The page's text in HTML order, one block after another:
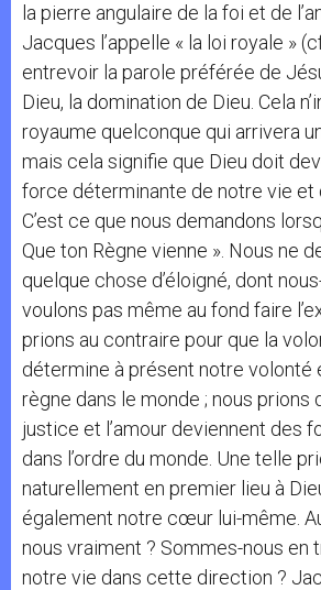
la pierre angulaire de la foi et de
Jacques l’appelle « la loi royale »
entrevoir la parole préférée de
Dieu, la domination de Dieu. Cela
royaume quelconque qui arrivera
mais cela signifie que Dieu doit
force déterminante de notre vie et
C’est ce que nous demandons
Que ton Règne vienne ». Nous ne
quelque chose d’éloigné, dont
voulons pas même au fond faire
prions au contraire pour que la
détermine à présent notre volonté
règne dans le monde ; nous prions
justice et l’amour deviennent des
dans l’ordre du monde. Une telle
naturellement en premier lieu à
également notre cœur lui-même.
nous vraiment ? Sommes-nous en
notre vie dans cette direction ?